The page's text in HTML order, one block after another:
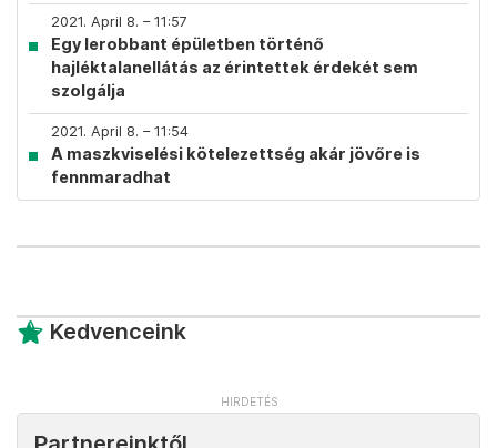
2021. April 8. – 11:57
Egy lerobbant épületben történő
hajléktalanellátás az érintettek érdekét sem
szolgálja
2021. April 8. – 11:54
A maszkviselési kötelezettség akár jövőre is
fennmaradhat
Kedvenceink